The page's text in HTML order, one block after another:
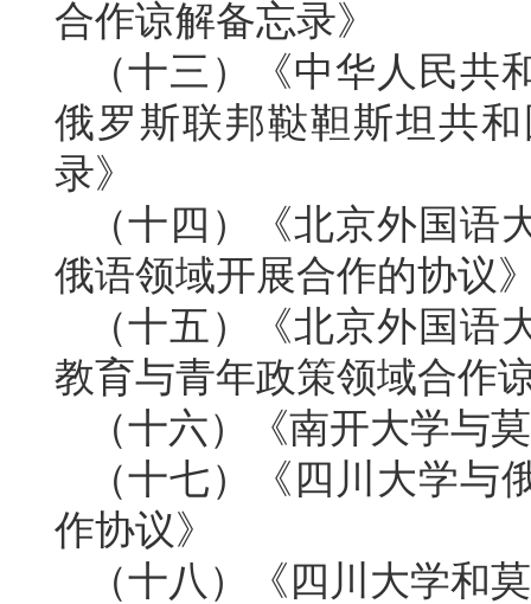
合作谅解备忘录》
（十三）《中华人民
俄罗斯联邦鞑靼斯坦共
录》
（十四）《北京外国
俄语领域开展合作的协议
（十五）《北京外国
教育与青年政策领域合作
（十六）《南开大学与
（十七）《四川大学
作协议》
（十八）《四川大学和